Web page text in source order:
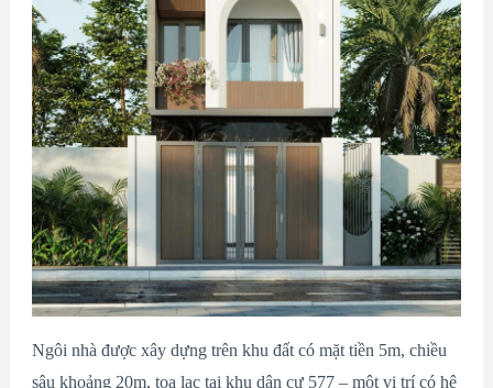
Ngôi nhà được xây dựng trên khu đất có mặt tiền 5m, chiều
sâu khoảng 20m, tọa lạc tại khu dân cư 577 – một vị trí có hệ